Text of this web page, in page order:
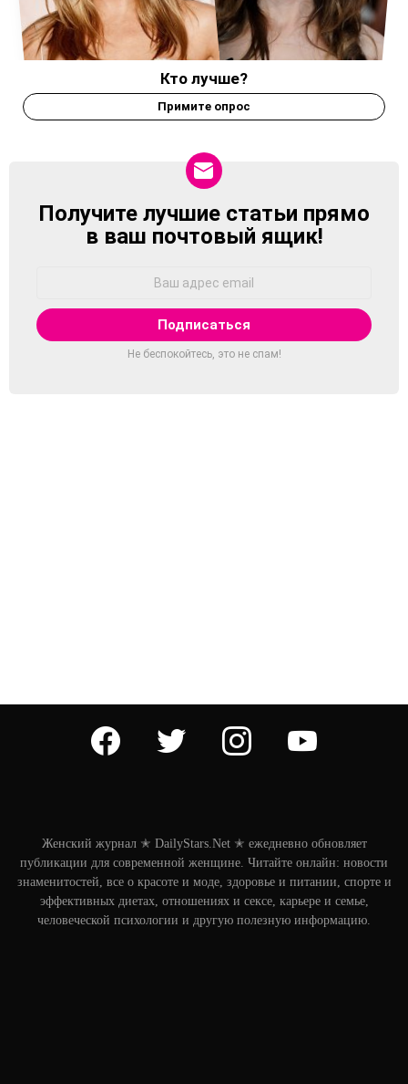
Кто лучше?
Примите опрос
NEWSLETTER
Получите лучшие статьи прямо
в ваш почтовый ящик!
Не беспокойтесь, это не спам!
facebook twitter instagram
Женский журнал ✭ DailyStars.Net ✭ ежедневно обновляет
публикации для современной женщине. Читайте онлайн: новости
знаменитостей, все о красоте и моде, здоровье и питании, спорте и
эффективных диетах, отношениях и сексе, карьере и семье,
человеческой психологии и другую полезную информацию.